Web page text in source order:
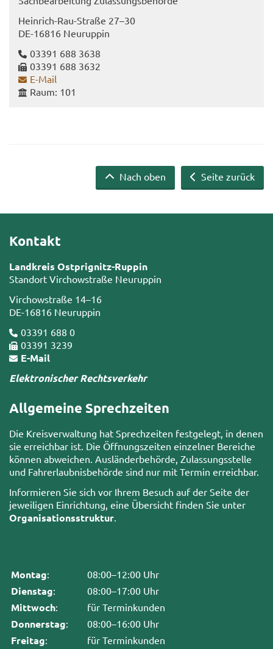
Heinrich-​Rau-Straße 27–30
DE-​16816 Neu­rup­pin
03391 688 3638
03391 688 3632
E-​Mail
Raum: 101
Seite zurück
Nach oben
Kontakt
Landkreis Ostprignitz-Ruppin
Standort Virchowstraße Neuruppin
Virchowstraße 14–16
DE-16816 Neuruppin
03391 688 0
03391 3239
E-Mail
Elektronischer Rechtsverkehr
Allgemeine Sprechzeiten
Die Kreisverwaltung hat Sprechzeiten festgelegt, in denen
sie erreichbar ist. Die Öffnungszeiten einzelner Bereiche
können abweichen. Ausländerbehörde, Zulassungsstelle
und Fahrerlaubnisbehörde sind nur mit Termin erreichbar.
Informieren Sie sich vor Ihrem Besuch auf der Seite der
jeweiligen Einrichtung, eine Übersicht finden Sie unter
Organisationsstruktur
Montag: 08:00–12:00 Uhr
Dienstag: 08:00–17:00 Uhr
Mittwoch: für Terminkunden
Donnerstag: 08:00–16:00 Uhr
Freitag: für Terminkunden